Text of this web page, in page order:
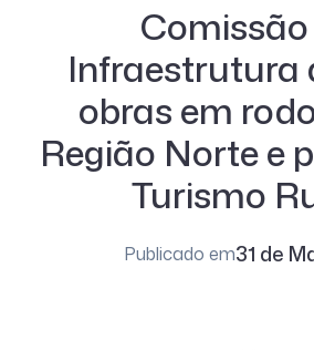
Infraestrutura
obras em
Região Norte e
Turismo
Publicado em31 de